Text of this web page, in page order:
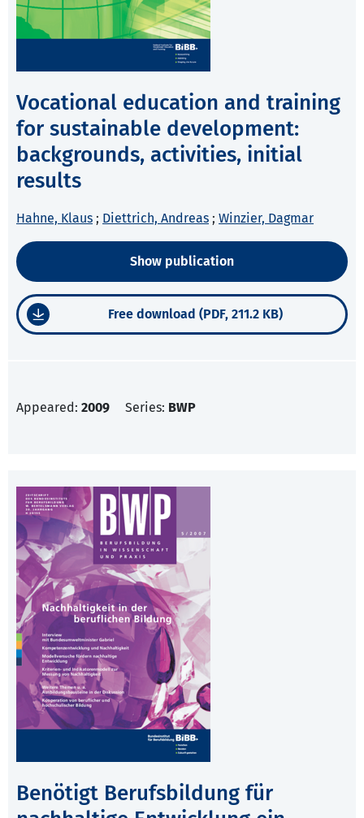
Vocational education and training
for sustainable development:
backgrounds, activities, initial
results
Hahne, Klaus ; Diettrich, Andreas ; Winzier, Dagmar
Show publication
Free download (PDF, 211.2 KB)
Appeared: 2009 Series: BWP
Benötigt Berufsbildung für